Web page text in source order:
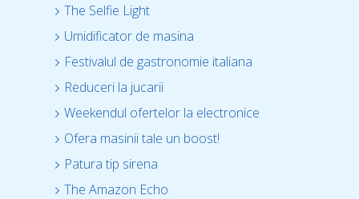
The Selfie Light
Umidificator de masina
Festivalul de gastronomie italiana
Reduceri la jucarii
Weekendul ofertelor la electronice
Ofera masinii tale un boost!
Patura tip sirena
The Amazon Echo